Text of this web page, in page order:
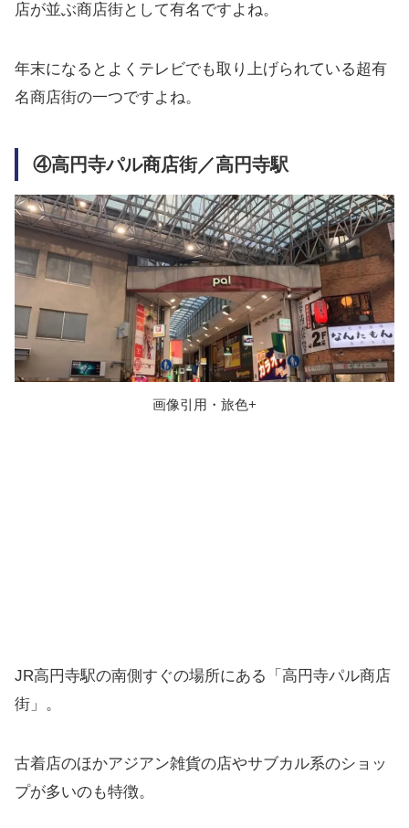
店が並ぶ商店街として有名ですよね。
年末になるとよくテレビでも取り上げられている超有
名商店街の一つですよね。
④高円寺パル商店街／高円寺駅
画像引用・旅色+
JR高円寺駅の南側すぐの場所にある「高円寺パル商店
街」。
古着店のほかアジアン雑貨の店やサブカル系のショッ
プが多いのも特徴。